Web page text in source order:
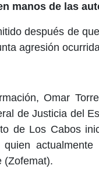
manos de las
después de
agresión
Omar
de Justicia del
de Los Cabos
quien
(Zofemat).